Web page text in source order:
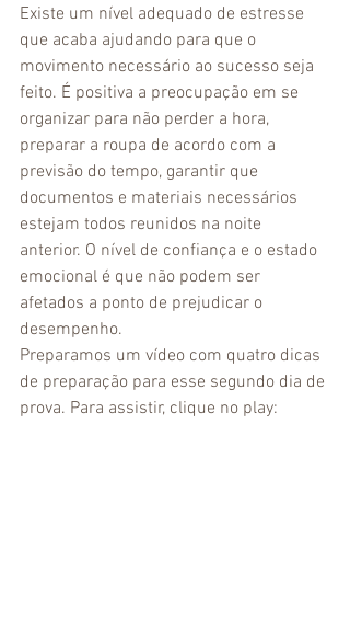
Existe um nível adequado de estresse
que acaba ajudando para que o
movimento necessário ao sucesso seja
feito. É positiva a preocupação em se
organizar para não perder a hora,
preparar a roupa de acordo com a
previsão do tempo, garantir que
documentos e materiais necessários
estejam todos reunidos na noite
anterior. O nível de confiança e o estado
emocional é que não podem ser
afetados a ponto de prejudicar o
desempenho.
Preparamos um vídeo com quatro dicas
de preparação para esse segundo dia de
prova. Para assistir, clique no play: